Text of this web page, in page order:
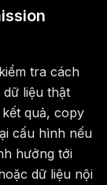
tra cách
liệu thật
quả, copy
cấu hình nếu
hưởng tới
dữ liệu nội